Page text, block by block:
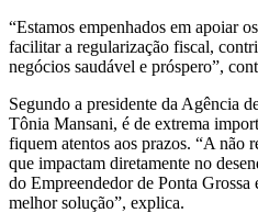
“Estamos empenhados em apoiar
facilitar a regularização fiscal,
negócios saudável e próspero”,
Segundo a presidente da Agência
Tônia Mansani, é de extrema
fiquem atentos aos prazos. “A não
que impactam diretamente no
do Empreendedor de Ponta Grossa
melhor solução”, explica.